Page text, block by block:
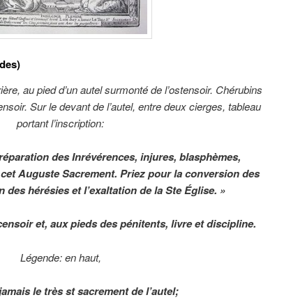
au pied d’un autel surmonté de l’ostensoir. Chérubins
Sur le devant de l’autel, entre deux cierges, tableau
portant l’inscription:
des Inrévérences, injures, blasphèmes,
Auguste Sacrement. Priez pour la conversion des
des hérésies et l’exaltation de la Ste Église. »
et, aux pieds des pénitents, livre et discipline.
Légende: en haut,
le très st sacrement de l’autel;